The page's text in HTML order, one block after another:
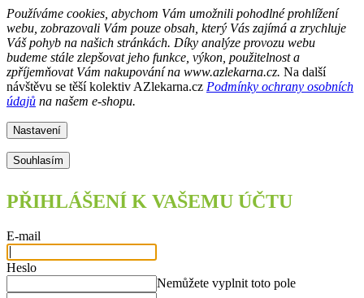
Používáme cookies, abychom Vám umožnili pohodlné prohlížení
webu, zobrazovali Vám pouze obsah, který Vás zajímá a zrychluje
Váš pohyb na našich stránkách. Díky analýze provozu webu
budeme stále zlepšovat jeho funkce, výkon, použitelnost a
zpříjemňovat Vám nakupování na www.azlekarna.cz. Na další
návštěvu se těší kolektiv AZlekarna.cz Podmínky ochrany osobních
údajů na našem e-shopu.
Nastavení
Souhlasím
obsah
PŘIHLÁŠENÍ K VAŠEMU ÚČTU
E-mail
Heslo
Nemůžete vyplnit toto pole